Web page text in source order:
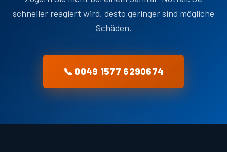
schneller reagiert wird, desto geringer sind mögliche
Schäden.
📞 0049 1577 6290674